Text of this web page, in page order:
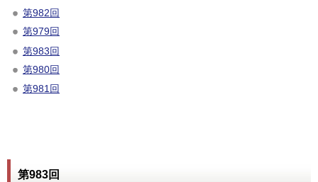
第982回
第979回
第983回
第980回
第981回
第983回